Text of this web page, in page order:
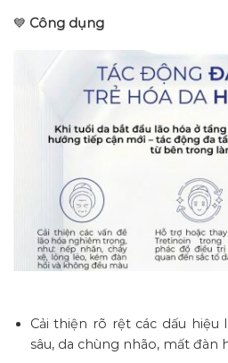
💙 Công dụng
Cải thiện rõ rệt các dấu hiệu
sâu, da chùng nhão, mất đàn